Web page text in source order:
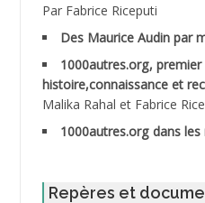
ABDESSELAMI Kouider
ABDESSLEM Ahmed dit le
ABDOUDOU
ABID Mohamed
Par Fabrice Riceputi
Des Maurice Audin par
1000autres.org, premier
histoire,connaissance et
Malika Rahal et Fabrice
1000autres.org dans les
Repères et